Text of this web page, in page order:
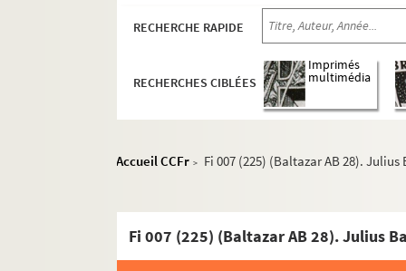
RECHERCHE RAPIDE
RECHERCHES CIBLÉES
Imprimés
multimédia
Accueil CCFr > Fi 007 (225) (Baltazar AB 28).